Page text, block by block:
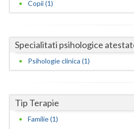
Maramures
Mehedinti
Neamt
Copii (1)
Specialitati psihologice
Psihologie clinica (1)
Tip Terapie
Familie (1)